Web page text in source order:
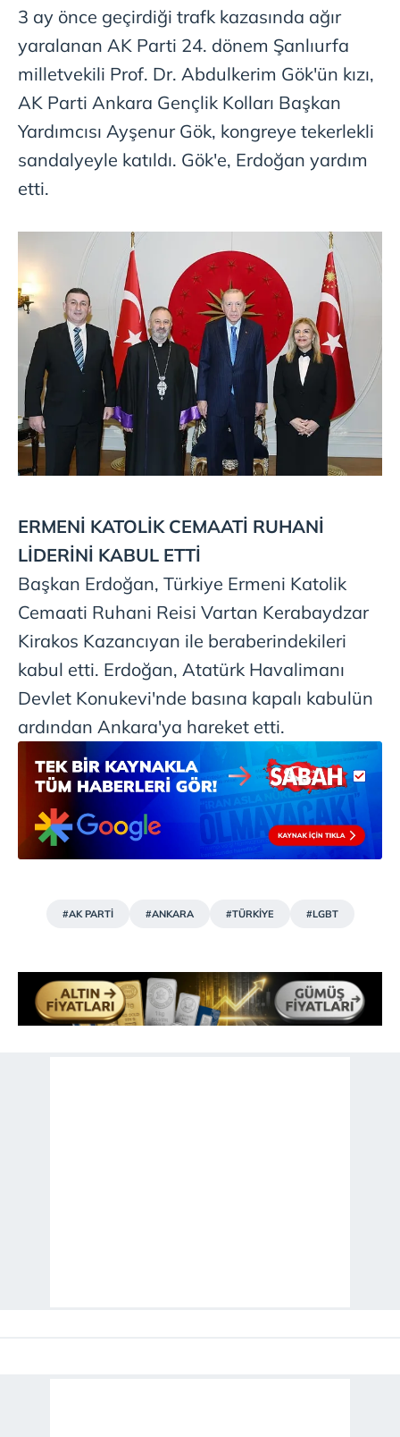
3 ay önce geçirdiği trafk kazasında ağır
yaralanan AK Parti 24. dönem Şanlıurfa
milletvekili Prof. Dr. Abdulkerim Gök'ün kızı,
AK Parti Ankara Gençlik Kolları Başkan
Yardımcısı Ayşenur Gök, kongreye tekerlekli
sandalyeyle katıldı. Gök'e, Erdoğan yardım
etti.
ERMENİ KATOLİK CEMAATİ RUHANİ
LİDERİNİ KABUL ETTİ
Başkan Erdoğan, Türkiye Ermeni Katolik
Cemaati Ruhani Reisi Vartan Kerabaydzar
Kirakos Kazancıyan ile beraberindekileri
kabul etti. Erdoğan, Atatürk Havalimanı
Devlet Konukevi'nde basına kapalı kabulün
ardından Ankara'ya hareket etti.
#AK PARTİ #ANKARA #TÜRKİYE #LGBT